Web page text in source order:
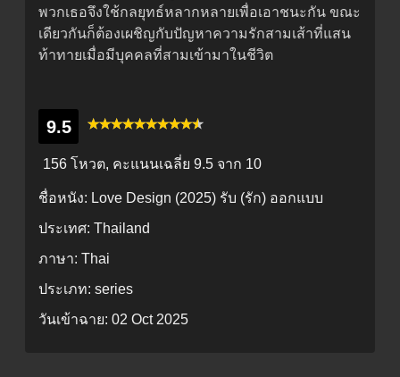
พวกเธอจึงใช้กลยุทธ์หลากหลายเพื่อเอาชนะกัน ขณะ
เดียวกันก็ต้องเผชิญกับปัญหาความรักสามเส้าที่แสน
ท้าทายเมื่อมีบุคคลที่สามเข้ามาในชีวิต
9.5
156 โหวต, คะแนนเฉลี่ย 9.5 จาก 10
ชื่อหนัง: Love Design (2025) รับ (รัก) ออกแบบ
ประเทศ: Thailand
ภาษา: Thai
ประเภท: series
วันเข้าฉาย: 02 Oct 2025